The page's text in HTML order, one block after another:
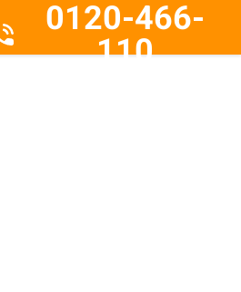
0120-466-
110